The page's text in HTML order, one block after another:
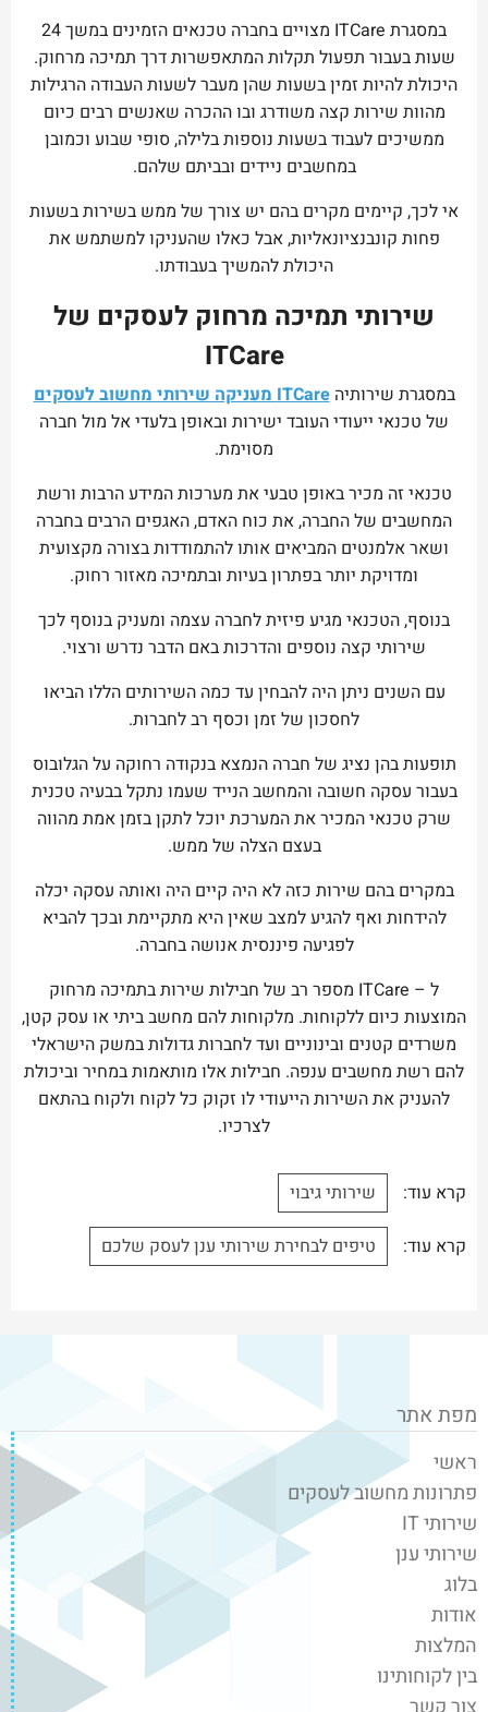
במסגרת ITCare מצויים בחברה טכנאים הזמינים במשך 24
שעות בעבור תפעול תקלות המתאפשרות דרך תמיכה מרחוק.
היכולת להיות זמין בשעות שהן מעבר לשעות העבודה הרגילות
מהוות שירות קצה משודרג ובו ההכרה שאנשים רבים כיום
ממשיכים לעבוד בשעות נוספות בלילה, סופי שבוע וכמובן
במחשבים ניידים ובביתם שלהם.
אי לכך, קיימים מקרים בהם יש צורך של ממש בשירות בשעות
פחות קונבנציונאליות, אבל כאלו שהעניקו למשתמש את
היכולת להמשיך בעבודתו.
שירותי תמיכה מרחוק לעסקים של
ITCare
במסגרת שירותיהITCare מעניקה שירותי מחשוב לעסקים
של טכנאי ייעודי העובד ישירות ובאופן בלעדי אל מול חברה
מסוימת.
טכנאי זה מכיר באופן טבעי את מערכות המידע הרבות ורשת
המחשבים של החברה, את כוח האדם, האגפים הרבים בחברה
ושאר אלמנטים המביאים אותו להתמודדות בצורה מקצועית
ומדויקת יותר בפתרון בעיות ובתמיכה מאזור רחוק.
בנוסף, הטכנאי מגיע פיזית לחברה עצמה ומעניק בנוסף לכך
שירותי קצה נוספים והדרכות באם הדבר נדרש ורצוי.
עם השנים ניתן היה להבחין עד כמה השירותים הללו הביאו
לחסכון של זמן וכסף רב לחברות.
תופעות בהן נציג של חברה הנמצא בנקודה רחוקה על הגלובוס
בעבור עסקה חשובה והמחשב הנייד שעמו נתקל בבעיה טכנית
שרק טכנאי המכיר את המערכת יוכל לתקן בזמן אמת מהווה
בעצם הצלה של ממש.
במקרים בהם שירות כזה לא היה קיים היה ואותה עסקה יכלה
להידחות ואף להגיע למצב שאין היא מתקיימת ובכך להביא
לפגיעה פיננסית אנושה בחברה.
ל – ITCare מספר רב של חבילות שירות בתמיכה מרחוק
המוצעות כיום ללקוחות. מלקוחות להם מחשב ביתי או עסק קטן,
משרדים קטנים ובינוניים ועד לחברות גדולות במשק הישראלי
להם רשת מחשבים ענפה. חבילות אלו מותאמות במחיר וביכולת
להעניק את השירות הייעודי לו זקוק כל לקוח ולקוח בהתאם
לצרכיו.
קרא עוד: שירותי גיבוי
קרא עוד: טיפים לבחירת שירותי ענן לעסק שלכם
מפת אתר
ראשי
פתרונות מחשוב לעסקים
שירותי IT
שירותי ענן
בלוג
אודות
המלצות
בין לקוחותינו